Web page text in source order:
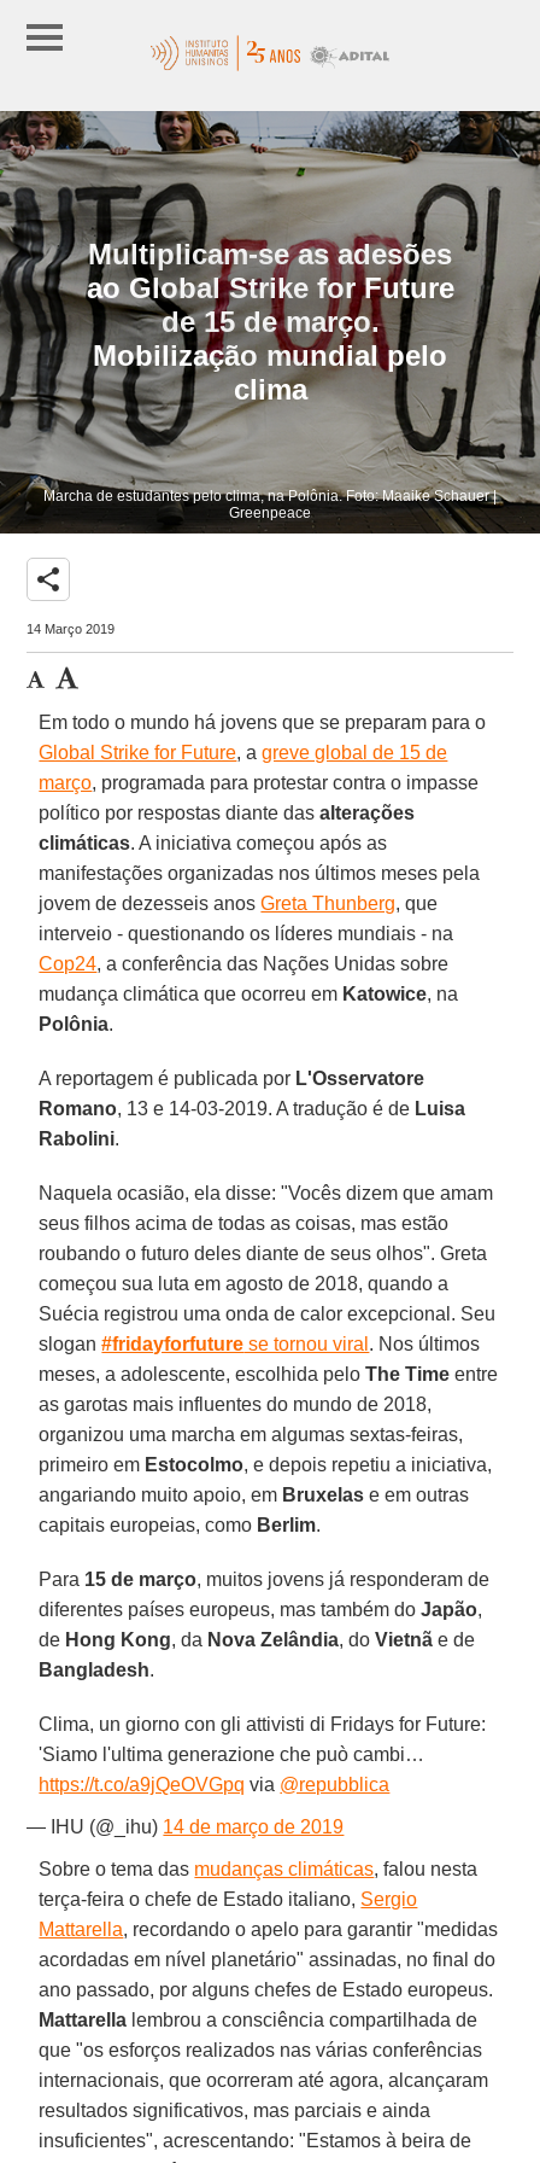
Multiplicam-se as adesões
ao Global Strike for Future
de 15 de março.
Mobilização mundial pelo
clima
Marcha de estudantes pelo clima, na Polônia. Foto: Maaike Schauer |
Greenpeace
share
14 Março 2019
Em todo o mundo há jovens que se preparam para o
Global Strike for Future, agreve global de 15 de
março, programada para protestar contra o impasse
político por respostas diante das alterações
climáticas. A iniciativa começou após as
manifestações organizadas nos últimos meses pela
jovem de dezesseis anosGreta Thunberg, que
interveio - questionando os líderes mundiais - na
Cop24, a conferência das Nações Unidas sobre
mudança climática que ocorreu em Katowice, na
Polônia.
A reportagem é publicada por L'Osservatore
Romano, 13 e 14-03-2019. A tradução é de Luisa
Rabolini.
Naquela ocasião, ela disse: "Vocês dizem que amam
seus filhos acima de todas as coisas, mas estão
roubando o futuro deles diante de seus olhos". Greta
começou sua luta em agosto de 2018, quando a
Suécia registrou uma onda de calor excepcional. Seu
slogan#fridayforfuture se tornou viral . Nos últimos
meses, a adolescente, escolhida peloThe Time entre
as garotas mais influentes do mundo de 2018,
organizou uma marcha em algumas sextas-feiras,
primeiro em Estocolmo, e depois repetiu a iniciativa,
angariando muito apoio, em Bruxelas e em outras
capitais europeias, como Berlim.
Para 15 de março, muitos jovens já responderam de
diferentes países europeus, mas também doJapão,
de Hong Kong, da Nova Zelândia, doVietnã e de
Bangladesh.
Clima, un giorno con gli attivisti di Fridays for Future:
'Siamo l'ultima generazione che può cambi…
https://t.co/a9jQeOVGpq via @repubblica
— IHU (@_ihu) 14 de março de 2019
Sobre o tema das mudanças climáticas, falou nesta
terça-feira o chefe de Estado italiano, Sergio
Mattarella, recordando o apelo para garantir "medidas
acordadas em nível planetário" assinadas, no final do
ano passado, por alguns chefes de Estado europeus.
Mattarella lembrou a consciência compartilhada de
que "os esforços realizados nas várias conferências
internacionais, que ocorreram até agora, alcançaram
resultados significativos, mas parciais e ainda
insuficientes", acrescentando: "Estamos à beira de